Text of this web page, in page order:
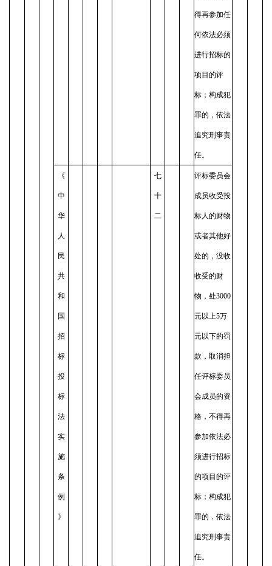
得再参加任
何依法必须
进行招标的
项目的评
标；构成犯
罪的，依法
追究刑事责
任。
《
中
华
人
民
共
和
国
招
标
投
标
法
实
施
条
例
》
七
十
二
评标委员会
成员收受投
标人的财物
或者其他好
处的，没收
收受的财
物，处3000
元以上5万
元以下的罚
款，取消担
任评标委员
会成员的资
格，不得再
参加依法必
须进行招标
的项目的评
标；构成犯
罪的，依法
追究刑事责
任。